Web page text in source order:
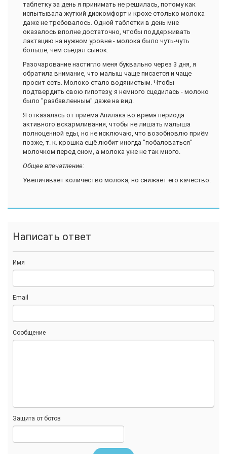
таблетку за день я принимать не решилась, потому как
испытывала жуткий дискомфорт и крохе столько молока
даже не требовалось. Одной таблетки в день мне
оказалось вполне достаточно, чтобы поддерживать
лактацию на нужном уровне - молока было чуть-чуть
больше, чем съедал сынок.
Разочарование настигло меня буквально через 3 дня, я
обратила внимание, что малыш чаще писается и чаще
просит есть. Молоко стало водянистым. Чтобы
подтвердить свою гипотезу, я немного сцедилась - молоко
было "разбавленным" даже на вид.
Я отказалась от приема Апилака во время периода
активного вскармливания, чтобы не лишать малыша
полноценной еды, но не исключаю, что возобновлю приём
позже, т. к. крошка ещё любит иногда "побаловаться"
молочком перед сном, а молока уже не так много.
Общее впечатление:
Увеличивает количество молока, но снижает его качество.
Написать ответ
Имя
Email
Сообщение
Защита от ботов